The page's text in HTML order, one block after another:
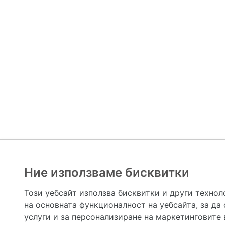
предназначена да служи само и единствено за
допълване на данните и за коригиране на
Ние използваме бисквитки
Този уебсайт използва бисквитки и други
на основната функционалност на уебсайта, за да
услуги и за персонализиране на